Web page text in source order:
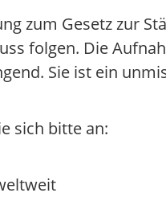
zum Gesetz zur
folgen. Die
Sie ist ein
sich bitte an: